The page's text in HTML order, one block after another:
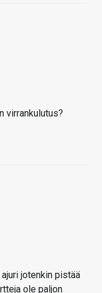
virrankulutus?
jotenkin pistää
ole paljon